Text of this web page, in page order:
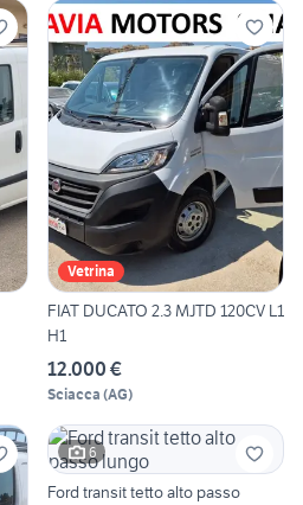
Vetrina
FIAT DUCATO 2.3 MJTD 120CV L1
H1
12.000 €
Sciacca (AG)
6
Ford transit tetto alto passo